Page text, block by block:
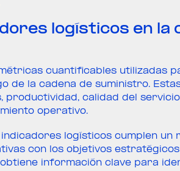
logísticos en la
cuantificables utilizadas
de la cadena de suministro.
productividad, calidad del
operativo.
logísticos cumplen un
con los objetivos
información clave para